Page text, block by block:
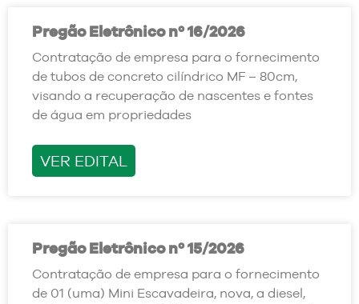
Pregão Eletrônico nº 16/2026
Contratação de empresa para o fornecimento
de tubos de concreto cilíndrico MF – 80cm,
visando a recuperação de nascentes e fontes
de água em propriedades
VER EDITAL
Pregão Eletrônico nº 15/2026
Contratação de empresa para o fornecimento
de 01 (uma) Mini Escavadeira, nova, a diesel,